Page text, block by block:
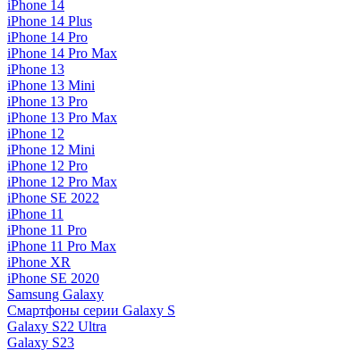
iPhone 14
iPhone 14 Plus
iPhone 14 Pro
iPhone 14 Pro Max
iPhone 13
iPhone 13 Mini
iPhone 13 Pro
iPhone 13 Pro Max
iPhone 12
iPhone 12 Mini
iPhone 12 Pro
iPhone 12 Pro Max
iPhone SE 2022
iPhone 11
iPhone 11 Pro
iPhone 11 Pro Max
iPhone XR
iPhone SE 2020
Samsung Galaxy
Смартфоны серии Galaxy S
Galaxy S22 Ultra
Galaxy S23